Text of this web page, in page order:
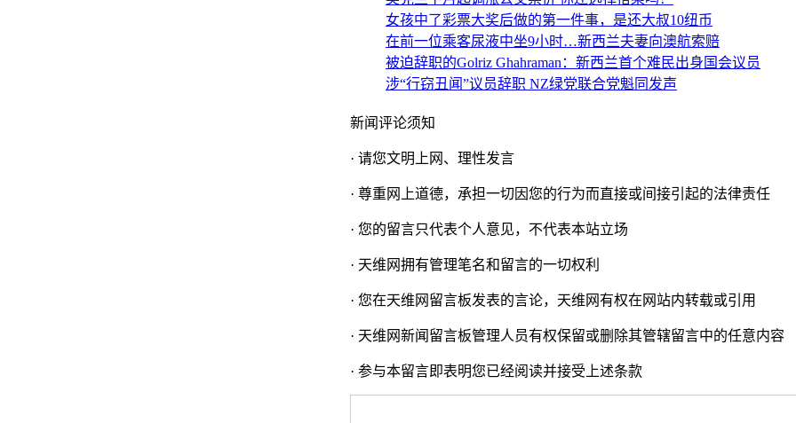
奥克兰下月起调涨公交票价 你还选择搭乘吗？
女孩中了彩票大奖后做的第一件事，是还大叔10纽币
在前一位乘客尿液中坐9小时…新西兰夫妻向澳航索赔
被迫辞职的Golriz Ghahraman：新西兰首个难民出身国会议员
涉“行窃丑闻”议员辞职 NZ绿党联合党魁同发声
新闻评论须知
· 请您文明上网、理性发言
· 尊重网上道德，承担一切因您的行为而直接或间接引起的法律责任
· 您的留言只代表个人意见，不代表本站立场
· 天维网拥有管理笔名和留言的一切权利
· 您在天维网留言板发表的言论，天维网有权在网站内转载或引用
· 天维网新闻留言板管理人员有权保留或删除其管辖留言中的任意内容
· 参与本留言即表明您已经阅读并接受上述条款